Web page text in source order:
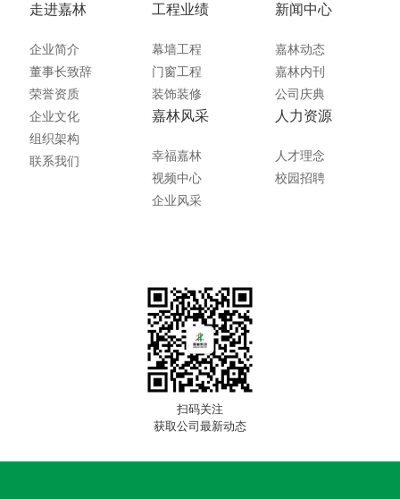
走进嘉林
企业简介
董事长致辞
荣誉资质
企业文化
组织架构
联系我们
工程业绩
幕墙工程
门窗工程
装饰装修
新闻中心
嘉林动态
嘉林内刊
公司庆典
嘉林风采
幸福嘉林
视频中心
企业风采
人力资源
人才理念
校园招聘
扫码关注
获取公司最新动态